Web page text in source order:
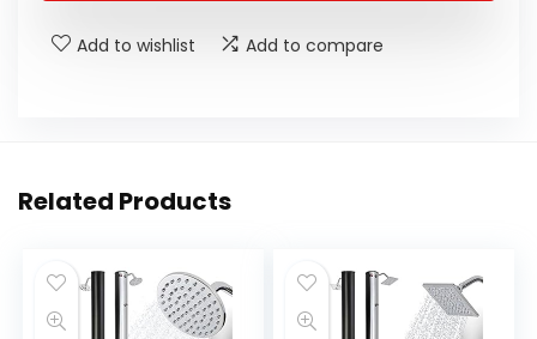
Add to wishlist Add to compare
Related Products